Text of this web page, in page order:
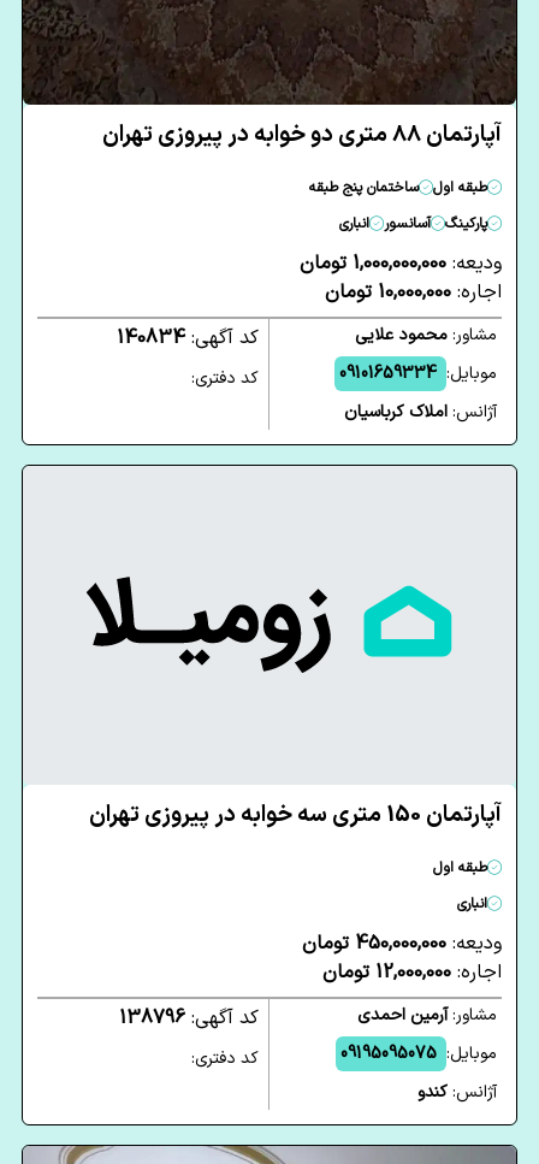
آپارتمان 88 متری دو خوابه در پیروزی تهران
طبقه اول
ساختمان پنج طبقه
پارکینگ
آسانسور انباری
ودیعه: 1,000,000,000 تومان
اجاره: 10,000,000 تومان
مشاور:محمود علایی
موبایل: 09101659334
آژانس:املاک کرباسیان
کد آگهی: 140834
کد دفتری:
آپارتمان 150 متری سه خوابه در پیروزی تهران
طبقه اول
انباری
ودیعه: 450,000,000 تومان
اجاره: 12,000,000 تومان
مشاور:آرمین احمدی
موبایل: 09195095075
آژانس:کندو
کد آگهی: 138796
کد دفتری: